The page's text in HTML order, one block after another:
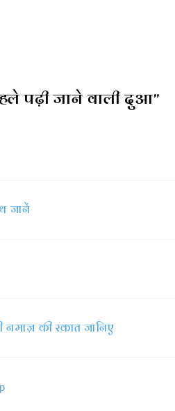
पढ़ी जाने वाली दुआ”
जानें
नमाज़ की रकात जानिए